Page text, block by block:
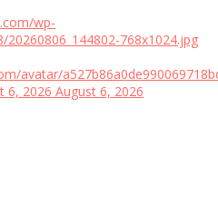
wp-
768x1024.jpg
avatar/
6, 2026 August 6, 2026